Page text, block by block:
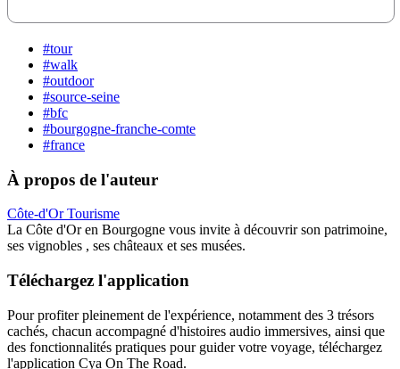
#tour
#walk
#outdoor
#source-seine
#bfc
#bourgogne-franche-comte
#france
À propos de l'auteur
Côte-d'Or Tourisme
La Côte d'Or en Bourgogne vous invite à découvrir son patrimoine,
ses vignobles , ses châteaux et ses musées.
Téléchargez l'application
Pour profiter pleinement de l'expérience, notamment des 3 trésors
cachés, chacun accompagné d'histoires audio immersives, ainsi que
des fonctionnalités pratiques pour guider votre voyage, téléchargez
l'application Cya On The Road.